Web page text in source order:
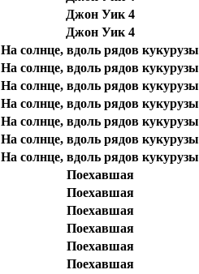
Джон Уик 4
Джон Уик 4
На солнце, вдоль рядов кукурузы
На солнце, вдоль рядов кукурузы
На солнце, вдоль рядов кукурузы
На солнце, вдоль рядов кукурузы
На солнце, вдоль рядов кукурузы
На солнце, вдоль рядов кукурузы
На солнце, вдоль рядов кукурузы
Поехавшая
Поехавшая
Поехавшая
Поехавшая
Поехавшая
Поехавшая